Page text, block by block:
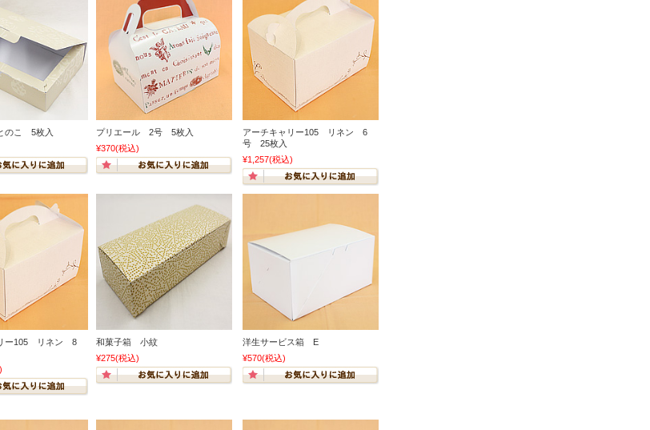
のこ 5枚入
プリエール 2号 5枚入
¥370(税込)
アーチキャリー105 リネン 6
号 25枚入
¥1,257(税込)
ー105 リネン 8
和菓子箱 小紋
¥275(税込)
洋生サービス箱 E
¥570(税込)